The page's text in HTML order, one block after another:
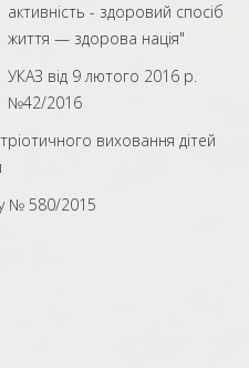
активність - здоровий спосіб
життя — здорова нація"
УКАЗ від 9 лютого 2016 р.
№42/2016
виховання дітей
№ 580/2015